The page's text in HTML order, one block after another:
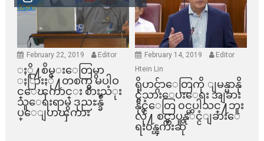
February 22, 2019 Editor
ႏို႔စိမ္းေတြမွာ
ႏြားႏို႔တစက္မွ မပါဝ
င္ေၾကာင္း စားသံုး
သူေရးရာမွ ဒုညႊန္ခ်ဳ
ပ္ေျပာၾကား
February 14, 2019
Editor
Htein Lin
ရိုဟင္ဂ်ာေတြကို ျမန္မာနို
င္ငံသားေပးေရး အျခား
နိုင္ငံေတြ ၀င္မပါသင္႔ဘူး
လို႔ စင္ကာပူနုိင္ငံျခားေ
ရး၀န္ၾကီးဆို